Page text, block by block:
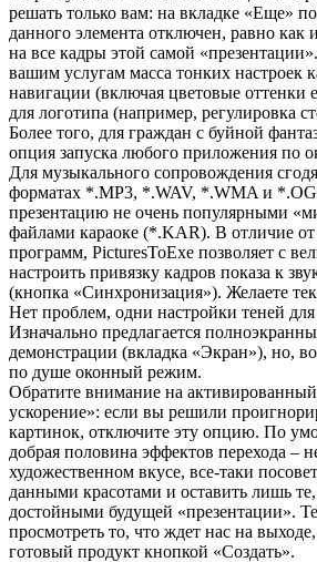
решать только вам: на вкладке «Еще»
данного элемента отключен, равно как
на все кадры этой самой
вашим услугам масса тонких настроек
навигации (включая цветовые оттенки
для логотипа (например, регулировка
Более того, для граждан с буйной
опция запуска любого приложения по
Для музыкального сопровождения
форматах *.MP3, *.WAV, *.WMA и
презентацию не очень популярными
файлами караоке (*.KAR). В отличие
программ, PicturesToExe позволяет с
настроить привязку кадров показа к
(кнопка «Синхронизация»). Желаете
Нет проблем, одни настройки теней для
Изначально предлагается
демонстрации (вкладка «Экран»), но,
по душе оконный режим.
Обратите внимание на
ускорение»: если вы решили
картинок, отключите эту опцию. По
добрая половина эффектов перехода –
художественном вкусе, все-таки
данными красотами и оставить лишь
достойными будущей «презентации».
просмотреть то, что ждет нас на
готовый продукт кнопкой «Создать».